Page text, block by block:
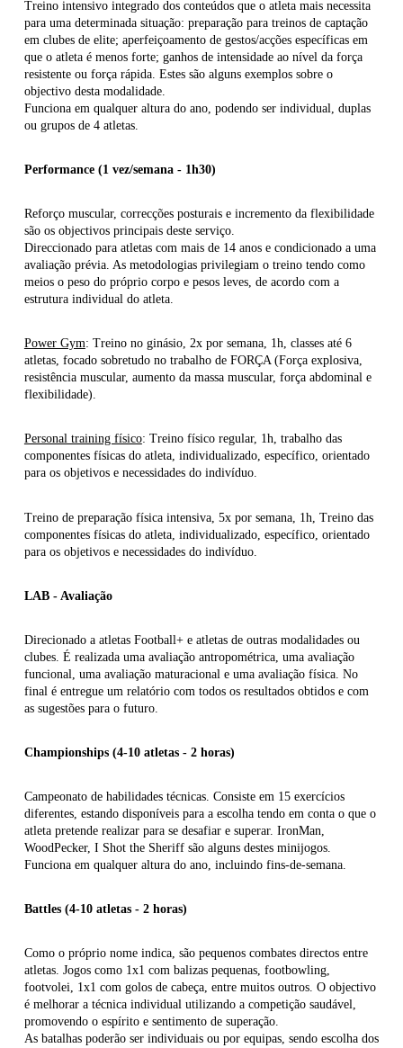
Treino intensivo integrado dos conteúdos que o atleta mais necessita
para uma determinada situação: preparação para treinos de captação
em clubes de elite; aperfeiçoamento de gestos/acções específicas em
que o atleta é menos forte; ganhos de intensidade ao nível da força
resistente ou força rápida. Estes são alguns exemplos sobre o
objectivo desta modalidade.
Funciona em qualquer altura do ano, podendo ser individual, duplas
ou grupos de 4 atletas.
Performance (1 vez/semana - 1h30)
Reforço muscular, correcções posturais e incremento da flexibilidade
são os objectivos principais deste serviço.
Direccionado para atletas com mais de 14 anos e condicionado a uma
avaliação prévia. As metodologias privilegiam o treino tendo como
meios o peso do próprio corpo e pesos leves, de acordo com a
estrutura individual do atleta.
Power Gym: Treino no ginásio, 2x por semana, 1h, classes até 6
atletas, focado sobretudo no trabalho de FORÇA (Força explosiva,
resistência muscular, aumento da massa muscular, força abdominal e
flexibilidade).
Personal training físico: Treino físico regular, 1h, trabalho das
componentes físicas do atleta, individualizado, específico, orientado
para os objetivos e necessidades do indivíduo.
Treino de preparação física intensiva, 5x por semana, 1h, Treino das
componentes físicas do atleta, individualizado, específico, orientado
para os objetivos e necessidades do indivíduo.
LAB - Avaliação
Direcionado a atletas Football+ e atletas de outras modalidades ou
clubes. É realizada uma avaliação antropométrica, uma avaliação
funcional, uma avaliação maturacional e uma avaliação física. No
final é entregue um relatório com todos os resultados obtidos e com
as sugestões para o futuro.
Championships (4-10 atletas - 2 horas)
Campeonato de habilidades técnicas. Consiste em 15 exercícios
diferentes, estando disponíveis para a escolha tendo em conta o que o
atleta pretende realizar para se desafiar e superar. IronMan,
WoodPecker, I Shot the Sheriff são alguns destes minijogos.
Funciona em qualquer altura do ano, incluindo fins-de-semana.
Battles (4-10 atletas - 2 horas)
Como o próprio nome indica, são pequenos combates directos entre
atletas. Jogos como 1x1 com balizas pequenas, footbowling,
footvolei, 1x1 com golos de cabeça, entre muitos outros. O objectivo
é melhorar a técnica individual utilizando a competição saudável,
promovendo o espírito e sentimento de superação.
As batalhas poderão ser individuais ou por equipas, sendo escolha dos